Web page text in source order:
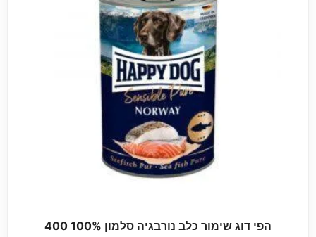
הפי דוג שימור כלב נורבגיה סלמון 100% 400